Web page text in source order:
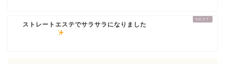
ストレートエステでサラサラになりました